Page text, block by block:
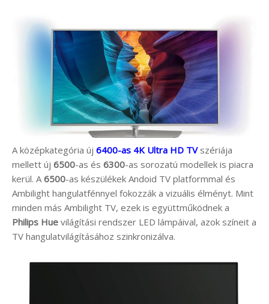
A középkategória új 6400-as 4K Ultra HD TVszériája
mellett új 6500-as és 6300-as sorozatú modellek is piacra
kerül. A 6500-as készülékek Andoid TV platformmal és
Ambilight hangulatfénnyel fokozzák a vizuális élményt. Mint
minden más Ambilight TV, ezek is együttműködnek a
Philips Hue világítási rendszer LED lámpáival, azok színeit a
TV hangulatvilágításához szinkronizálva.